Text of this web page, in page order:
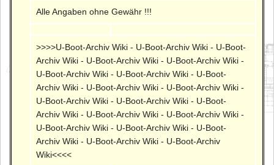
Alle Angaben ohne Gewähr !!!
>>>>U-Boot-Archiv Wiki - U-Boot-Archiv Wiki - U-Boot-
Archiv Wiki - U-Boot-Archiv Wiki - U-Boot-Archiv Wiki -
U-Boot-Archiv Wiki - U-Boot-Archiv Wiki - U-Boot-
Archiv Wiki - U-Boot-Archiv Wiki - U-Boot-Archiv Wiki -
U-Boot-Archiv Wiki - U-Boot-Archiv Wiki - U-Boot-
Archiv Wiki - U-Boot-Archiv Wiki - U-Boot-Archiv Wiki -
U-Boot-Archiv Wiki - U-Boot-Archiv Wiki - U-Boot-
Archiv Wiki - U-Boot-Archiv Wiki - U-Boot-Archiv
Wiki<<<<